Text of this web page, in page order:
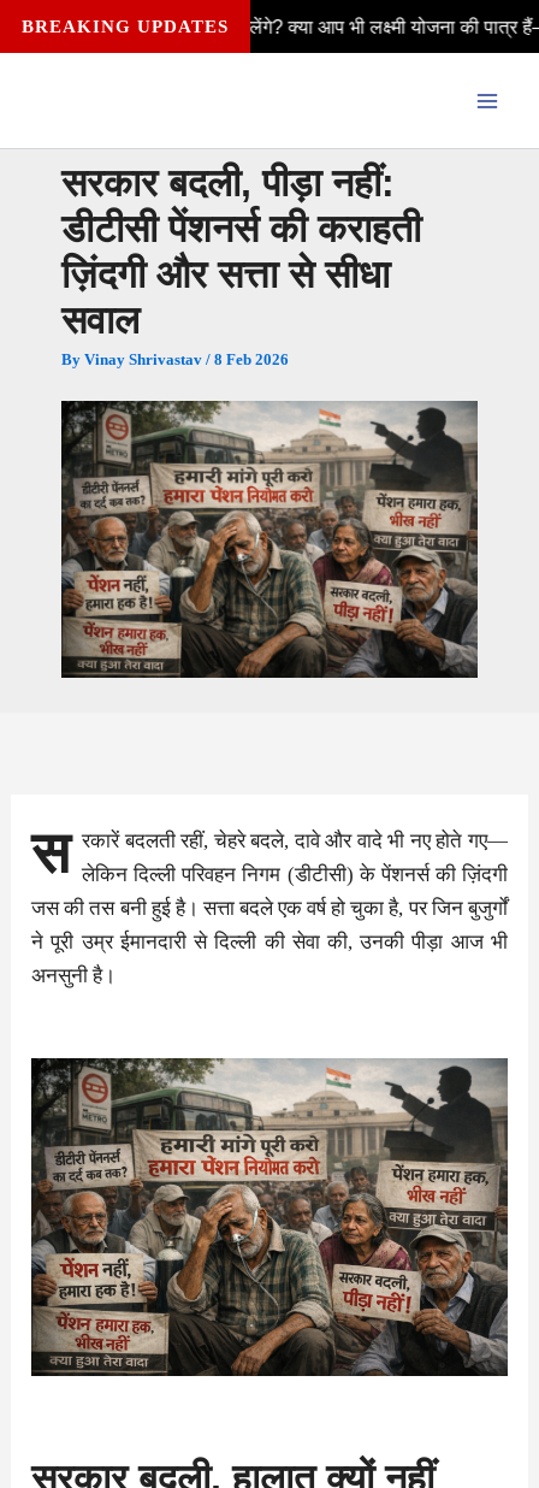
Skip
to
BREAKING UPDATES
₹2,500 कैसे मिलेंगे? क्या आप भी लक्ष्मी योजना की पात्र हैं—विवाहित,
सरकार बदली, पीड़ा नहीं:
डीटीसी पेंशनर्स की कराहती
ज़िंदगी और सत्ता से सीधा
सवाल
By Vinay Shrivastav / 8 Feb 2026
स रकारें बदलती रहीं, चेहरे बदले, दावे और वादे भी नए होते गए—
लेकिन दिल्ली परिवहन निगम (डीटीसी) के पेंशनर्स की ज़िंदगी
जस की तस बनी हुई है। सत्ता बदले एक वर्ष हो चुका है, पर जिन बुजुर्गों
ने पूरी उम्र ईमानदारी से दिल्ली की सेवा की, उनकी पीड़ा आज भी
अनसुनी है।
सरकार बदली, हालात क्यों नहीं